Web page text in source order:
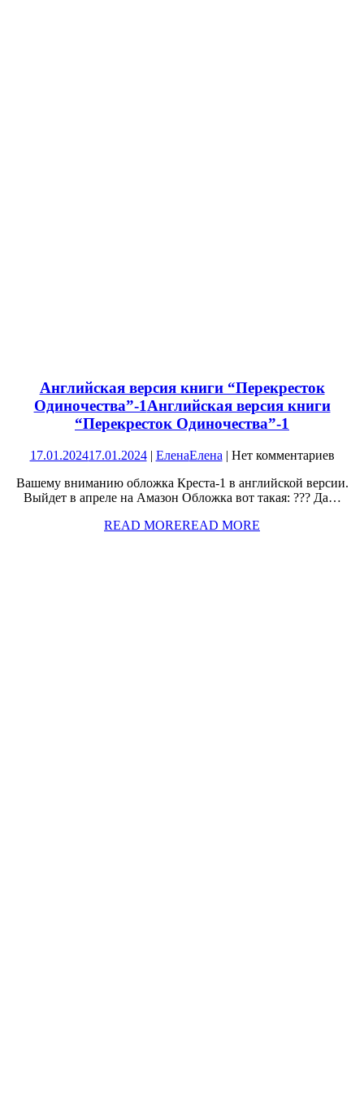
Английская версия книги “Перекресток
Одиночества”-1Английская версия книги
“Перекресток Одиночества”-1
17.01.202417.01.2024 | ЕленаЕлена | Нет комментариев
Вашему вниманию обложка Креста-1 в английской версии.
Выйдет в апреле на Амазон Обложка вот такая: ??? Да…
READ MOREREAD MORE